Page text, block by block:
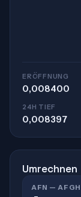
ERÖFFNUNG
0,008400
24H TIEF
0,008397
Umrechnen
AFN —